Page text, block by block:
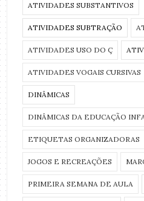
ATIVIDADES SUBSTANTIVOS
ATIVIDADES SUBTRAÇÃO
ATIVIDADES USO DO Ç
ATIVIDADES VOGAIS CURSIVAS
DINÂMICAS
DINÂMICAS DA EDUCAÇÃO
ETIQUETAS ORGANIZADORAS
JOGOS E RECREAÇÕES
PRIMEIRA SEMANA DE AULA